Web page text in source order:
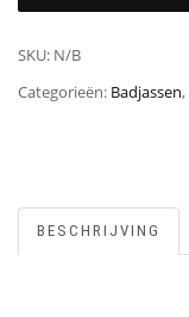
SKU: N/B
Categorieën: Badjassen,
BESCHRIJVING